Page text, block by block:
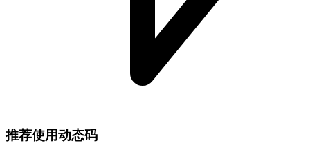
推荐使用动态码